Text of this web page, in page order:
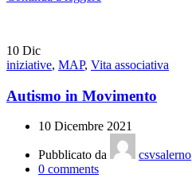
10 Dic
iniziative, MAP, Vita associativa
Autismo in Movimento
10 Dicembre 2021
Pubblicato da
csvsalerno
0 comments